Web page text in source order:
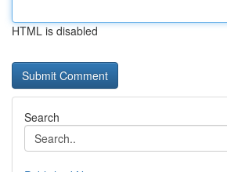
HTML is disabled
Search